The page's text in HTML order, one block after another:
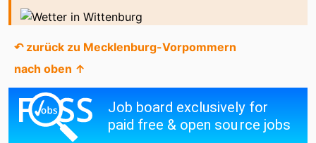
↶ zurück zu Mecklenburg-Vorpommern
nach oben ↑